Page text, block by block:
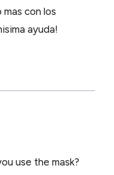
con los
ayuda!
use the mask?